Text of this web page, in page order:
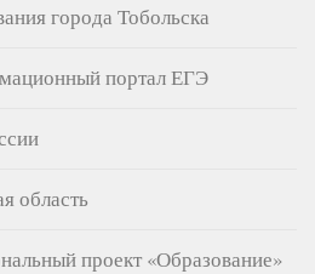
города Тобольска
портал ЕГЭ
область
проект «Образование»